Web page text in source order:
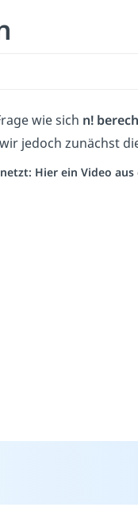
wie sich n!
jedoch zunächst
Hier ein Video aus